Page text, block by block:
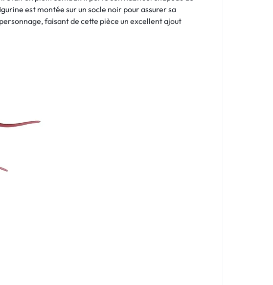
est montée sur un socle noir pour assurer sa
faisant de cette pièce un excellent ajout